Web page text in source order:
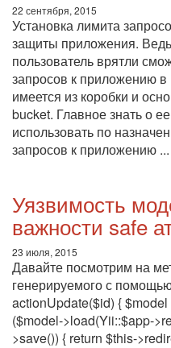
22 сентября, 2015
Установка лимита
защиты приложения.
пользователь врятли
запросов к приложению
имеется из коробки и
bucket. Главное знать о
использовать по
запросов к приложению ...
Уязвимость
важности safe
23 июля, 2015
Давайте посмотрим на
генерируемого с
actionUpdate($id) {
($model->load(Yii::$app-
>save()) { return $this-